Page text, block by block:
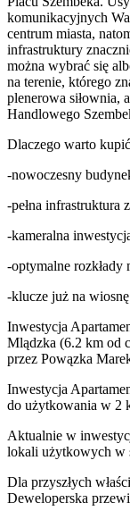
komunikacyjnych
centrum miasta,
infrastruktury
można wybrać się
na terenie, którego
plenerowa siłownia,
Handlowego
Dlaczego warto
-nowoczesny
-pełna infrastruktura
-kameralna
-optymalne rozkłady
-klucze już na
Inwestycja
Mlądzka (6.2 km od
przez Powązka
Inwestycja
do użytkowania w 2
Aktualnie w
lokali użytkowych w
Dla przyszłych
Deweloperska